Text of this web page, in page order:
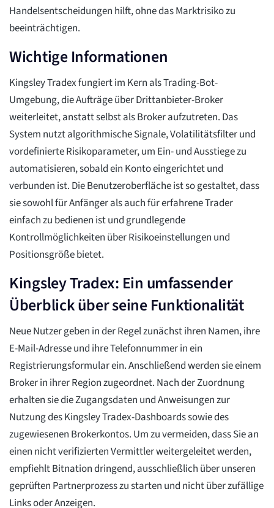
Handelsentscheidungen hilft, ohne das Marktrisiko zu
beeinträchtigen.
Wichtige Informationen
Kingsley Tradex fungiert im Kern als Trading-Bot-
Umgebung, die Aufträge über Drittanbieter-Broker
weiterleitet, anstatt selbst als Broker aufzutreten. Das
System nutzt algorithmische Signale, Volatilitätsfilter und
vordefinierte Risikoparameter, um Ein- und Ausstiege zu
automatisieren, sobald ein Konto eingerichtet und
verbunden ist. Die Benutzeroberfläche ist so gestaltet, dass
sie sowohl für Anfänger als auch für erfahrene Trader
einfach zu bedienen ist und grundlegende
Kontrollmöglichkeiten über Risikoeinstellungen und
Positionsgröße bietet.
Kingsley Tradex: Ein umfassender
Überblick über seine Funktionalität
Neue Nutzer geben in der Regel zunächst ihren Namen, ihre
E-Mail-Adresse und ihre Telefonnummer in ein
Registrierungsformular ein. Anschließend werden sie einem
Broker in ihrer Region zugeordnet. Nach der Zuordnung
erhalten sie die Zugangsdaten und Anweisungen zur
Nutzung des Kingsley Tradex-Dashboards sowie des
zugewiesenen Brokerkontos. Um zu vermeiden, dass Sie an
einen nicht verifizierten Vermittler weitergeleitet werden,
empfiehlt Bitnation dringend, ausschließlich über unseren
geprüften Partnerprozess zu starten und nicht über zufällige
Links oder Anzeigen.